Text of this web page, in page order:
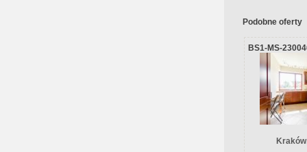
Podobne oferty
BS1-MS-